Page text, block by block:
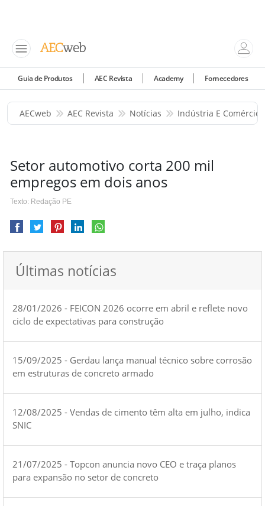
Guia de Produtos AEC Revista Academy Fornecedores
AECweb AEC Revista Notícias Indústria E Comércio
Setor automotivo corta 200 mil
empregos em dois anos
Texto: Redação PE
Últimas notícias
28/01/2026 - FEICON 2026 ocorre em abril e reflete novo
ciclo de expectativas para construção
15/09/2025 - Gerdau lança manual técnico sobre corrosão
em estruturas de concreto armado
12/08/2025 - Vendas de cimento têm alta em julho, indica
SNIC
21/07/2025 - Topcon anuncia novo CEO e traça planos
para expansão no setor de concreto